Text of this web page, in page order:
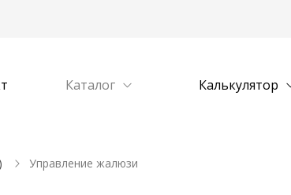
Каталог Калькулятор
Управление жалюзи